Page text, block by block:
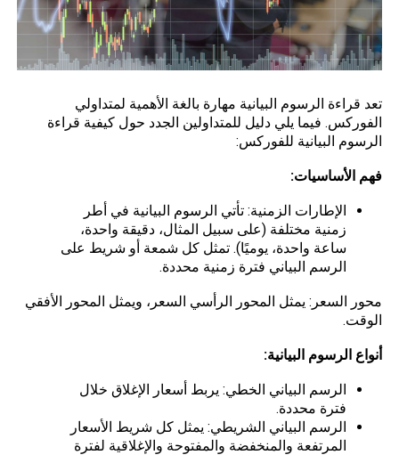
تعد قراءة الرسوم البيانية مهارة بالغة الأهمية لمتداولي
الفوركس. فيما يلي دليل للمتداولين الجدد حول كيفية قراءة
الرسوم البيانية للفوركس:
فهم الأساسيات:
الإطارات الزمنية: تأتي الرسوم البيانية في أطر
زمنية مختلفة (على سبيل المثال، دقيقة واحدة،
ساعة واحدة، يوميًا). تمثل كل شمعة أو شريط على
الرسم البياني فترة زمنية محددة.
محور السعر: يمثل المحور الرأسي السعر، ويمثل المحور الأفقي
الوقت.
أنواع الرسوم البيانية:
الرسم البياني الخطي: يربط أسعار الإغلاق خلال
فترة محددة.
الرسم البياني الشريطي: يمثل كل شريط الأسعار
المرتفعة والمنخفضة والمفتوحة والإغلاقية لفترة